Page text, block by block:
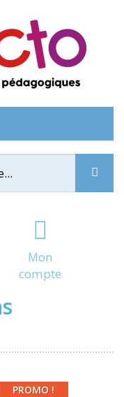
Mon
compte
de la
PROMO !